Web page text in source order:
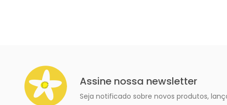
Assine nossa newsletter
Seja notificado sobre novos produtos,